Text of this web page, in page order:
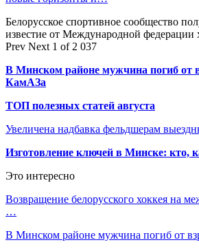
Белорусское спортивное сообщество
известие от Международной
Prev Next 1 of 2 037
В Минском районе мужчина погиб от
КамАЗа
ТОП полезных статей августа
Увеличена надбавка фельдшерам
Изготовление ключей в Минске: кто,
Это интересно
Возвращение белорусского хоккея на
…
В Минском районе мужчина погиб от